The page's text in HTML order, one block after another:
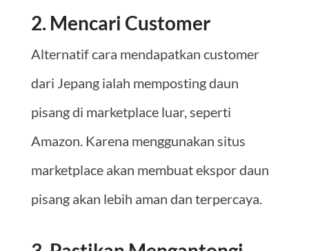
2. Mencari Customer
Alternatif cara mendapatkan customer
dari Jepang ialah memposting daun
pisang di marketplace luar, seperti
Amazon. Karena menggunakan situs
marketplace akan membuat ekspor daun
pisang akan lebih aman dan terpercaya.